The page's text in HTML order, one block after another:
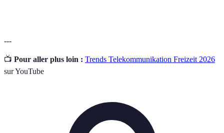
---
📺 Pour aller plus loin : Trends Telekommunikation Freizeit 2026
sur YouTube